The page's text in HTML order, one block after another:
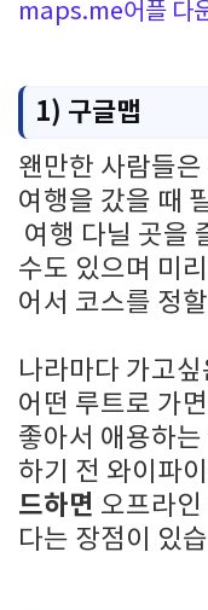
maps.me어플 다
1) 구글맵
왠만한 사람들
여행을 갔을 때
여행 다닐 곳을
수도 있으며 미
어서 코스를 정
나라마다 가고
어떤 루트로 가
좋아서 애용하
하기 전 와이파
드하면 오프라
다는 장점이 있